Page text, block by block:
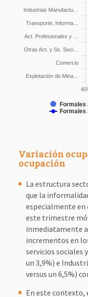
Formales
Formales
Industrias Manufactu…
Transporte, Informa…
Act. Profesionales y …
Otras Act. y Ss. Soci…
Comercio
Explotación de Mina…
Variación
ocupación
La estructura
que la
especialmente en
este trimestre
inmediatamente
incrementos en
servicios sociales
un 3,9%) e
versus un 6,5%)
En este contexto,